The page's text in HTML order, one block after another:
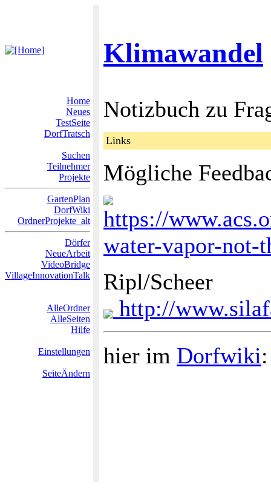
Klimawandel
Home
Neues
TestSeite
DorfTratsch
Suchen
Teilnehmer
Projekte
GartenPlan
DorfWiki
OrdnerProjekte_alt
Dörfer
NeueArbeit
VideoBridge
VillageInnovationTalk
AlleOrdner
AlleSeiten
Hilfe
Einstellungen
SeiteÄndern
Notizbuch zu
Links
Mögliche
https://
water-vapor-not-
Ripl/Scheer
http://
hier im Dorfwiki